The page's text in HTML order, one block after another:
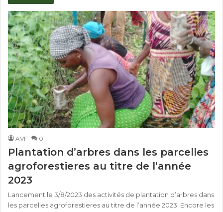
AVF 0
Plantation d’arbres dans les parcelles
agroforestieres au titre de l’année
2023
Lancement le 3/8/2023 des activités de plantation d’arbres dans
les parcelles agroforestieres au titre de l’année 2023. Encore les